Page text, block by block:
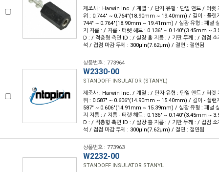
제조사 : Harwin Inc. / 계열 : / 단자 유형 : 단일 엔드 / 터렛
위 : 0.744" ~ 0.764"(18.90mm ~ 19.40mm) / 길이 - 플랜
744" ~ 0.764"(18.90mm ~ 19.41mm) / 실장 유형 : 패널
지 지름 : / 지름 - 터렛 헤드 : 0.136" ~ 0.140"(3.45mm ~
D : / 적층형 측면 ID : / 실장 홀 지름 : / 기판 두께 : / 접점
석 / 접점 마감 두께 : 300µin(7.62µm) / 절연 : 절연됨
상품번호 : 773964
W2330-00
STANDOFF INSULATOR (STANYL)
제조사 : Harwin Inc. / 계열 : / 단자 유형 : 단일 엔드 / 터렛
위 : 0.587" ~ 0.606"(14.90mm ~ 15.40mm) / 길이 - 플랜
587" ~ 0.606"(14.91mm ~ 15.39mm) / 실장 유형 : 패널
지 지름 : / 지름 - 터렛 헤드 : 0.136" ~ 0.140"(3.45mm ~
D : / 적층형 측면 ID : / 실장 홀 지름 : / 기판 두께 : / 접점
석 / 접점 마감 두께 : 300µin(7.62µm) / 절연 : 절연됨
상품번호 : 773963
W2232-00
STANDOFF INSULATOR STANYL